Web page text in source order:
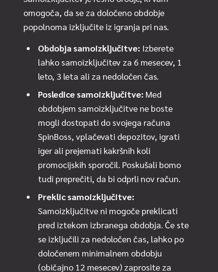
omogoča, da se za določeno obdobje
popolnoma izključite iz igranja pri nas.
Obdobja samoizključitve: Izberete
lahko samoizključitev za 6 mesecev, 1
leto, 3 leta ali za nedoločen čas.
Posledice samoizključitve: Med
obdobjem samoizključitve ne boste
mogli dostopati do svojega računa
SpinBoss, vplačevati depozitov, igrati
iger ali prejemati kakršnih koli
promocijskih sporočil. Poskušali bomo
tudi preprečiti, da bi odprli nov račun.
Preklic samoizključitve:
Samoizključitve ni mogoče preklicati
pred iztekom izbranega obdobja. Če ste
se izključili za nedoločen čas, lahko po
določenem minimalnem obdobju
(običajno 12 mesecev) zaprosite za